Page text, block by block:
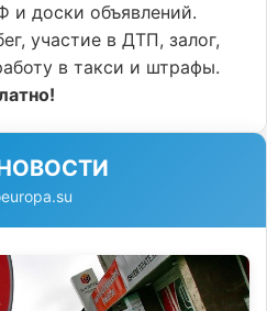
доски объявлений.
участие в ДТП, залог,
в такси и штрафы.